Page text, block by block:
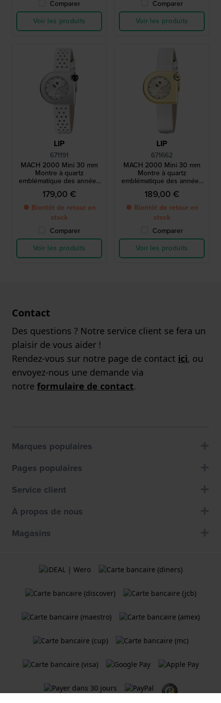
Comparer
Voir les produits
Comparer
Voir les produits
LIP
671191
MACH 2000 Mini 30 mm
Montre à quartz
emblématique des années
1970 avec boîtier
asymétrique
179,00 €
● Bientôt de retour en
stock
Comparer
Voir les produits
LIP
671662
MACH 2000 Mini 30 mm
Montre à quartz
emblématique des années
1970 avec boîtier
asymétrique
189,00 €
● Bientôt de retour en
stock
Comparer
Voir les produits
Contact
Des questions ? Notre service client se fera un
plaisir de vous aider !
Rendez-vous sur notre page de contact ici, ou
envoyez-nous une demande via
notre formulaire de contact.
Marques populaires
Pages populaires
Service client
À propos de nous
Magasins